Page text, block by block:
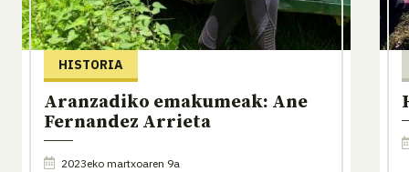
HISTORIA
Aranzadiko emakumeak: Ane
Fernandez Arrieta
2023eko martxoaren 9a